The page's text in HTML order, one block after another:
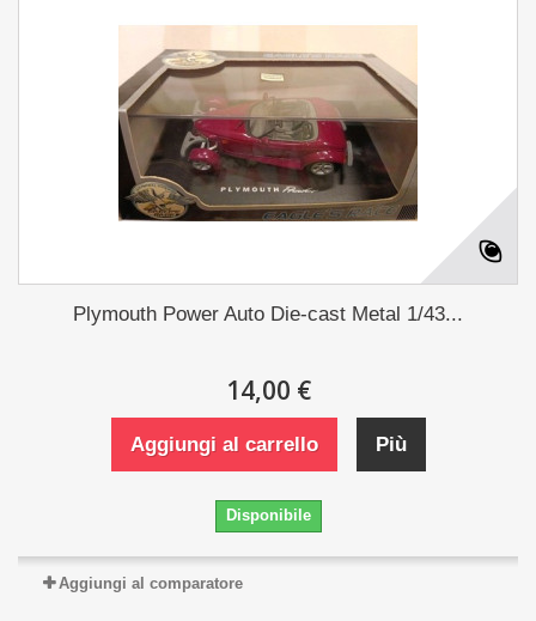
Plymouth Power Auto Die-cast Metal 1/43...
14,00 €
Aggiungi al carrello Più
Disponibile
Aggiungi al comparatore